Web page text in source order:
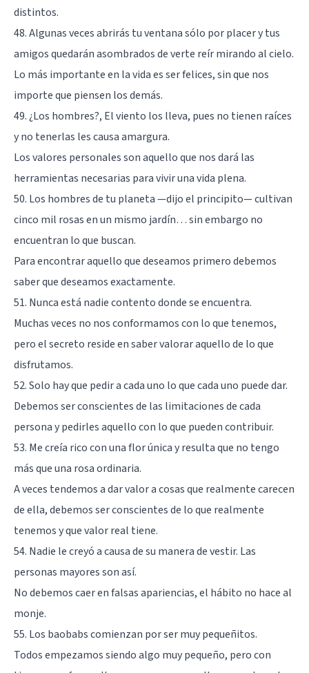
distintos.
48. Algunas veces abrirás tu ventana sólo por placer y tus
amigos quedarán asombrados de verte reír mirando al cielo.
Lo más importante en la vida es ser felices, sin que nos
importe que piensen los demás.
49. ¿Los hombres?, El viento los lleva, pues no tienen raíces
y no tenerlas les causa amargura.
Los valores personales son aquello que nos dará las
herramientas necesarias para vivir una vida plena.
50. Los hombres de tu planeta —dijo el principito— cultivan
cinco mil rosas en un mismo jardín… sin embargo no
encuentran lo que buscan.
Para encontrar aquello que deseamos primero debemos
saber que deseamos exactamente.
51. Nunca está nadie contento donde se encuentra.
Muchas veces no nos conformamos con lo que tenemos,
pero el secreto reside en saber valorar aquello de lo que
disfrutamos.
52. Solo hay que pedir a cada uno lo que cada uno puede dar.
Debemos ser conscientes de las limitaciones de cada
persona y pedirles aquello con lo que pueden contribuir.
53. Me creía rico con una flor única y resulta que no tengo
más que una rosa ordinaria.
A veces tendemos a dar valor a cosas que realmente carecen
de ella, debemos ser conscientes de lo que realmente
tenemos y que valor real tiene.
54. Nadie le creyó a causa de su manera de vestir. Las
personas mayores son así.
No debemos caer en falsas apariencias, el hábito no hace al
monje.
55. Los baobabs comienzan por ser muy pequeñitos.
Todos empezamos siendo algo muy pequeño, pero con